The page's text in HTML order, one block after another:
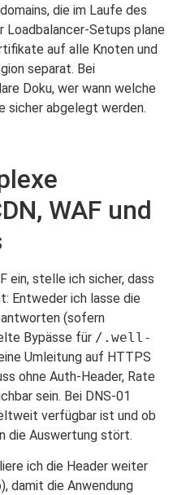
die im Laufe des
Loadbalancer-Setups plane
auf alle Knoten und
separat. Bei
Doku, wer wann welche
sicher abgelegt werden.
WAF und
ein, stelle ich sicher, dass
Entweder ich lasse die
(sofern
Bypässe für /.well-
Umleitung auf HTTPS
ohne Auth-Header, Rate
sein. Bei DNS-01
verfügbar ist und ob
die Auswertung stört.
ich die Header weiter
damit die Anwendung